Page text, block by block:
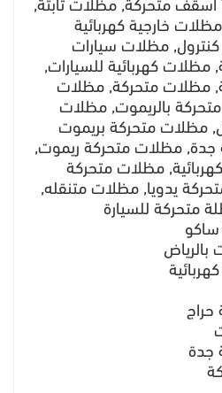
مظلات متحركةTagged اسقف متحركة, مظلات ثابتة,
خارجية كهربائية
مظلات سيارات
مظلات كهربائية للسيارات,
مظلات متحركة, مظلات
بالريموت, مظلات
مظلات متحركة بريموت
جدة, مظلات متحركة ريموت,
مظلات متحركة
يدويا, مظلات متنقله,
متحركة للسيارة
بالرياض
حراج
جدة